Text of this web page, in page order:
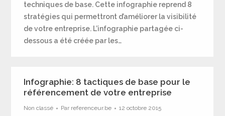
techniques de base. Cette infographie reprend 8
stratégies qui permettront d’améliorer la visibilité
de votre entreprise. L’infographie partagée ci-
dessous a été créée par les…
Infographie: 8 tactiques de base pour le
référencement de votre entreprise
Non classé Par referenceur.be 12 octobre 2015